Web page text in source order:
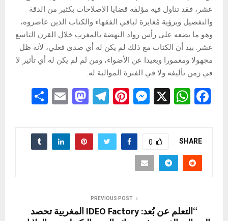
عشر، فقد تناول فيه مؤلفه قضايا الإصلاحات بكثير من الدقة
والتفصيل وبرؤية مُغايرة لباقي الفقهاء والكتاب الذين عاصروه،
وهو ما يضعه على رأس رواد النهضة بالمغرب خلال القرن التاسع
عشر. بيد أن الكتاب مع ذلك لم يكن له أي صدى فعلي، لأنه ظل
مجهولا ومغمورا وبعيدا عن الأضواء، ومن ثَم لم يكن له أي تأثير لا
في زمن تأليفه ولا في الفترة الموالية له.
F
b
o
o
W
A
p
X
M
se
n
Pi
er
es
T
e
gr
M
st
o
E
ail
ar
e
SHARE
0
PREVIOUS POST
“التعلم عن بُعد: IDEO Factory المغربية تحصد